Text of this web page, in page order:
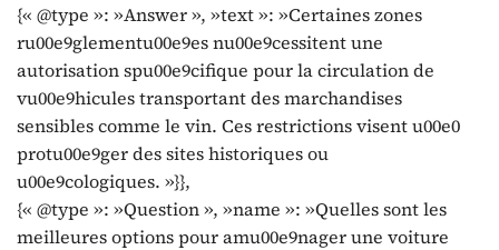
{« @type »: »Answer », »text »: »Certaines zones
ru00e9glementu00e9es nu00e9cessitent une
autorisation spu00e9cifique pour la circulation de
vu00e9hicules transportant des marchandises
sensibles comme le vin. Ces restrictions visent u00e0
protu00e9ger des sites historiques ou
u00e9cologiques. »}},
{« @type »: »Question », »name »: »Quelles sont les
meilleures options pour amu00e9nager une voiture